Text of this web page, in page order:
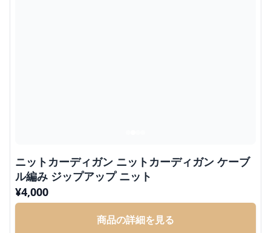
ニットカーディガン ニットカーディガン ケーブ
ル編み ジップアップ ニット
¥4,000
商品の詳細を見る